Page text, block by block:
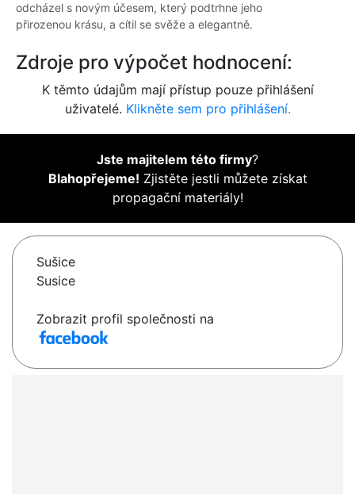
odcházel s novým účesem, který podtrhne jeho
přirozenou krásu, a cítil se svěže a elegantně.
Zdroje pro výpočet hodnocení:
K těmto údajům mají přístup pouze přihlášení
uživatelé. Klikněte sem pro přihlášení.
Jste majitelem této firmy?
Blahopřejeme! Zjistěte jestli můžete získat
propagační materiály!
Sušice
Susice
Zobrazit profil společnosti na